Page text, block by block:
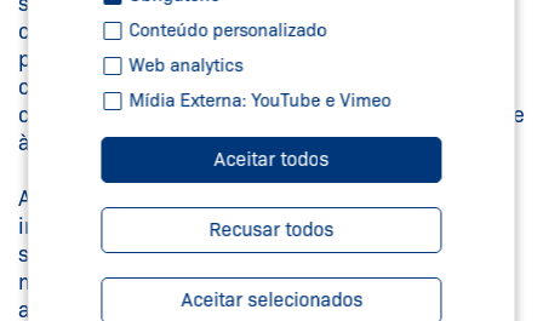
colaboradores. E essa felicidade mencionada na
pesquisa tem relação com o desenvolvimento de
competências estratégicas, uma vez que essas
corporações se tornam mais propícias à inovação e
à criatividade.
Aos argumentos que já tornavam as práticas ESG
indispensáveis para as corporações, agora, soma-
se mais um a essa lista. Além de pensarmos no
meio ambiente e no bem-estar da comunidade,
adotando essas ações, também estamos
Conteúdo personalizado
Web analytics
Mídia Externa: YouTube e Vimeo
Aceitar todos
Recusar todos
Aceitar selecionados